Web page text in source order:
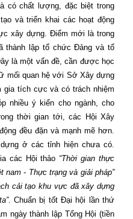
có chất lượng, đặc biệt trong
và triển khai các hoạt động
xây dựng. Điểm mới là trong
thành lập tổ chức Đảng và tổ
là một vấn đề, cần được học
mối quan hệ với Sở Xây dựng
gia tích cực và có trách nhiệm
nhiều ý kiến cho ngành, cho
thời gian tới, các Hội Xây
đều đặn và mạnh mẽ hơn.
ở các tỉnh hiện chưa có.
các Hội thảo “Thời gian thực
- Thực trạng và giải pháp”
cải tạo khu vực đã xây dựng
. Chuẩn bị tốt Đại hội lần thứ
ngày thành lập Tổng Hội (tiền